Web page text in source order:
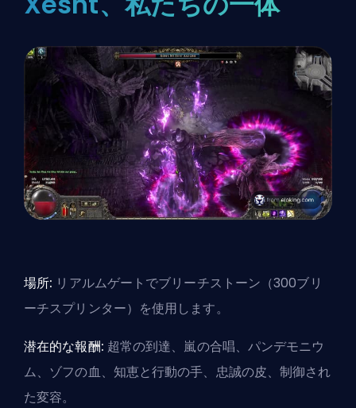
場所: リアルムゲートでブリーチストーン（300ブリ
ーチスプリンター）を使用します。
潜在的な報酬: 超常の到達、嵐の合唱、パンデモニウ
ム、ゾフの血、知恵と行動の手、忠誠の皮、制御され
た変容。